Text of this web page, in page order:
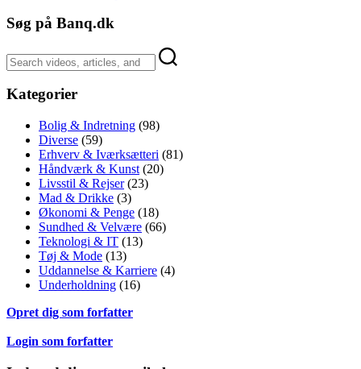
Søg på Banq.dk
Kategorier
Bolig & Indretning (98)
Diverse (59)
Erhverv & Iværksætteri (81)
Håndværk & Kunst (20)
Livsstil & Rejser(23)
Mad & Drikke (3)
Økonomi & Penge (18)
Sundhed & Velvære (66)
Teknologi & IT (13)
Tøj & Mode (13)
Uddannelse & Karriere (4)
Underholdning (16)
Opret dig som forfatter
Login som forfatter